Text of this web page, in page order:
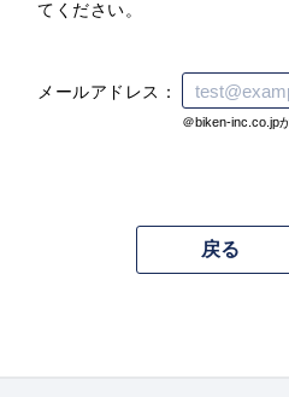
てください。
メールアドレス
＠biken-inc.co.jp
戻る